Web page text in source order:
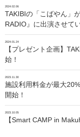
2024.02.06
TAKIBIの「こばやん」
RADIO』に出演させて
2024.01.24
【プレゼント企画】
始！
2023.11.30
施設利用料金が最大
開始！
2023.10.05
【Smart CAMP in